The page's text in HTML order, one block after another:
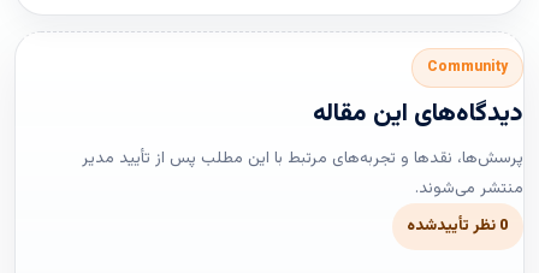
Community
دیدگاه‌های این مقاله
پرسش‌ها، نقدها و تجربه‌های مرتبط با این مطلب پس از تأیید مدیر
منتشر می‌شوند.
0 نظر تأییدشده